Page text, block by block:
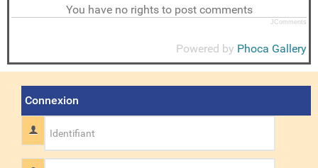
You have no rights to post comments
JComments
Powered by Phoca Gallery
Connexion
Identifiant